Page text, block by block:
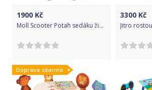
1900 Kč
Moll Scooter Potah sedáku židle Grau
3300 Kč
Doprava zdarma